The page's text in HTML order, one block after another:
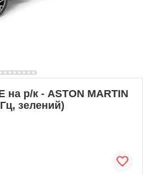
на р/к - ASTON MARTIN
зелений)